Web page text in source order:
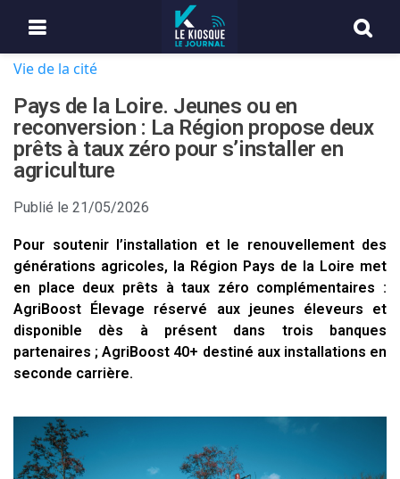
Vie de la cité
Pays de la Loire. Jeunes ou en
reconversion : La Région propose deux
prêts à taux zéro pour s’installer en
agriculture
Publié le 21/05/2026
Pour soutenir l’installation et le renouvellement des
générations agricoles, la Région Pays de la Loire met
en place deux prêts à taux zéro complémentaires :
AgriBoost Élevage réservé aux jeunes éleveurs et
disponible dès à présent dans trois banques
partenaires ; AgriBoost 40+ destiné aux installations en
seconde carrière.